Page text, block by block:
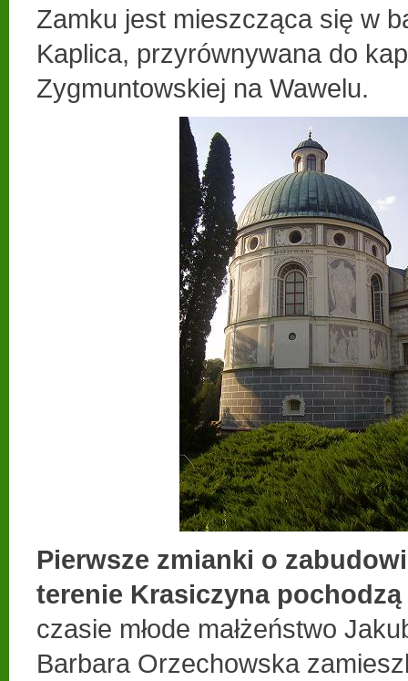
Zamku jest mieszcząca się w
Kaplica, przyrównywana do
Zygmuntowskiej na Wawelu.
Pierwsze zmianki o
terenie Krasiczyna pochodzą
czasie młode małżeństwo
Barbara Orzechowska